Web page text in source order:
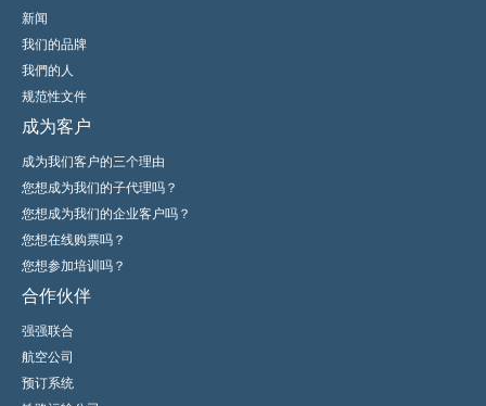
新闻
我们的品牌
我們的人
规范性文件
成为客户
成为我们客户的三个理由
您想成为我们的子代理吗？
您想成为我们的企业客户吗？
您想在线购票吗？
您想参加培训吗？
合作伙伴
强强联合
航空公司
预订系统